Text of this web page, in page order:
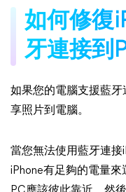
如何修復
牙連接到
如果您的電腦支援藍牙
享照片到電腦。
當您無法使用藍牙連接
iPhone有足夠的電量來